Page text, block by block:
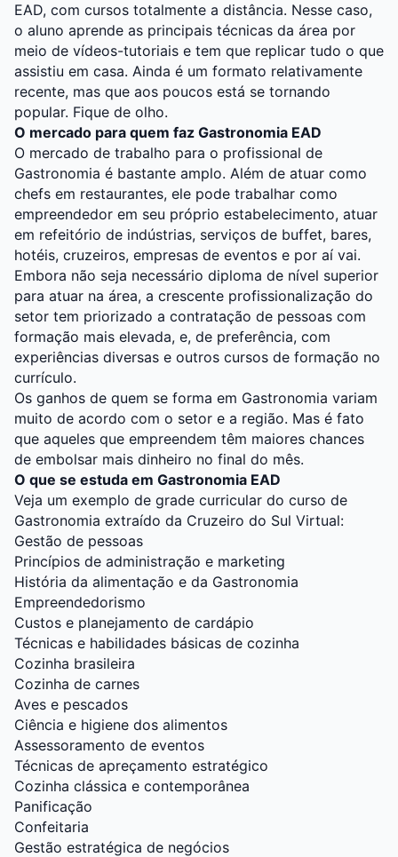
EAD, com cursos totalmente a distância. Nesse caso,
o aluno aprende as principais técnicas da área por
meio de vídeos-tutoriais e tem que replicar tudo o que
assistiu em casa. Ainda é um formato relativamente
recente, mas que aos poucos está se tornando
popular. Fique de olho.
O mercado para quem faz Gastronomia EAD
O mercado de trabalho para o profissional de
Gastronomia é bastante amplo. Além de atuar como
chefs em restaurantes, ele pode trabalhar como
empreendedor em seu próprio estabelecimento, atuar
em refeitório de indústrias, serviços de buffet, bares,
hotéis, cruzeiros, empresas de eventos e por aí vai.
Embora não seja necessário diploma de nível superior
para atuar na área, a crescente profissionalização do
setor tem priorizado a contratação de pessoas com
formação mais elevada, e, de preferência, com
experiências diversas e outros cursos de formação no
currículo.
Os ganhos de quem se forma em Gastronomia variam
muito de acordo com o setor e a região. Mas é fato
que aqueles que empreendem têm maiores chances
de embolsar mais dinheiro no final do mês.
O que se estuda em Gastronomia EAD
Veja um exemplo de grade curricular do curso de
Gastronomia extraído da Cruzeiro do Sul Virtual:
Gestão de pessoas
Princípios de administração e marketing
História da alimentação e da Gastronomia
Empreendedorismo
Custos e planejamento de cardápio
Técnicas e habilidades básicas de cozinha
Cozinha brasileira
Cozinha de carnes
Aves e pescados
Ciência e higiene dos alimentos
Assessoramento de eventos
Técnicas de apreçamento estratégico
Cozinha clássica e contemporânea
Panificação
Confeitaria
Gestão estratégica de negócios